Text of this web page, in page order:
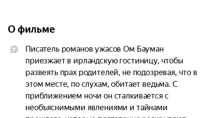
О фильме
Писатель романов ужасов Ом Бауман
приезжает в ирландскую гостиницу, чтобы
развеять прах родителей, не подозревая, что в
этом месте, по слухам, обитает ведьма. С
приближением ночи он сталкивается с
необъяснимыми явлениями и тайнами